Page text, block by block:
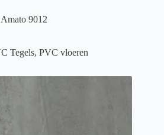
9012
Tegels, PVC vloeren